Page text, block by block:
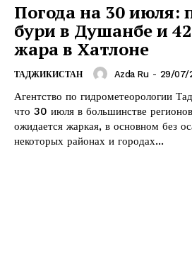
Погода на 30 июля:
бури в Душанбе и
жара в Хатлоне
ТАДЖИКИСТАН Azda Ru - 29/07/
Агентство по гидрометеорологии
что 30 июля в большинстве
ожидается жаркая, в основном без
некоторых районах и городах...